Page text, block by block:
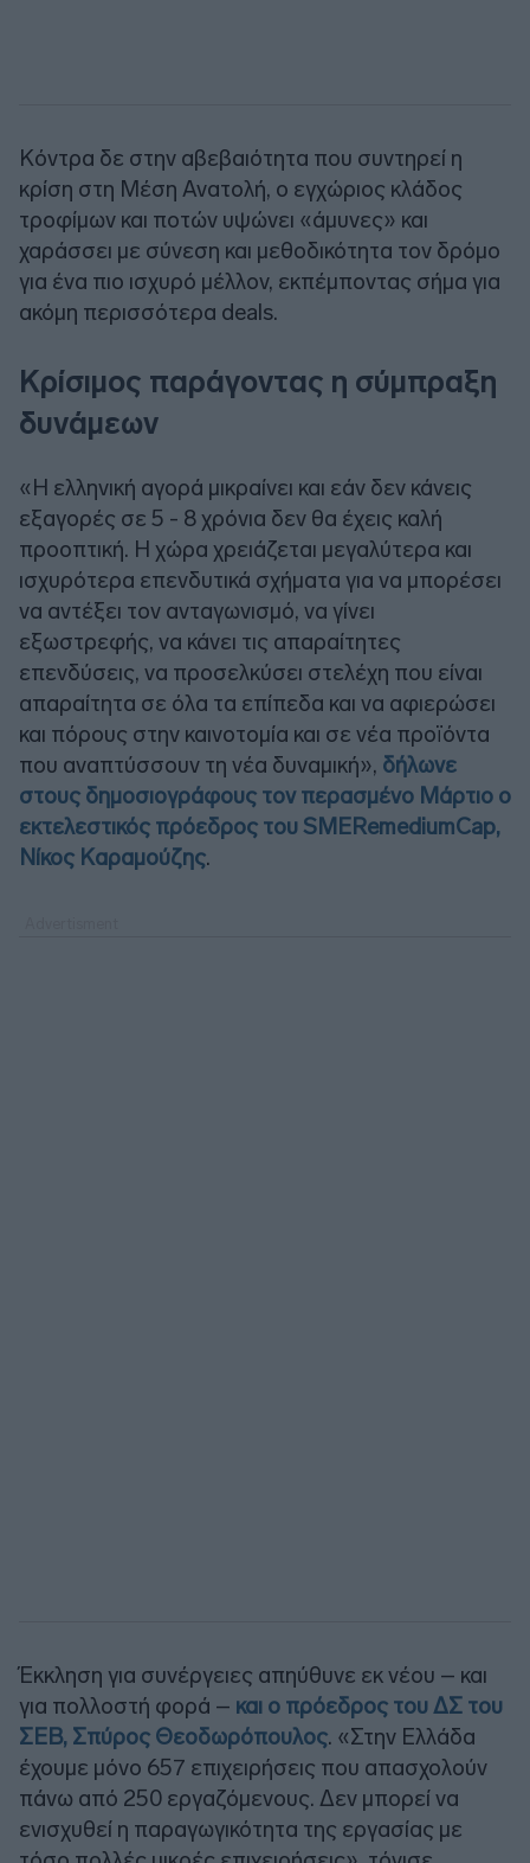
Κόντρα δε στην αβεβαιότητα που συντηρεί η
κρίση στη Μέση Ανατολή, ο εγχώριος κλάδος
τροφίμων και ποτών υψώνει «άμυνες» και
χαράσσει με σύνεση και μεθοδικότητα τον δρόμο
για ένα πιο ισχυρό μέλλον, εκπέμποντας σήμα για
ακόμη περισσότερα deals.
Κρίσιμος παράγοντας η σύμπραξη
δυνάμεων
«Η ελληνική αγορά μικραίνει και εάν δεν κάνεις
εξαγορές σε 5 - 8 χρόνια δεν θα έχεις καλή
προοπτική. Η χώρα χρειάζεται μεγαλύτερα και
ισχυρότερα επενδυτικά σχήματα για να μπορέσει
να αντέξει τον ανταγωνισμό, να γίνει
εξωστρεφής, να κάνει τις απαραίτητες
επενδύσεις, να προσελκύσει στελέχη που είναι
απαραίτητα σε όλα τα επίπεδα και να αφιερώσει
και πόρους στην καινοτομία και σε νέα προϊόντα
που αναπτύσσουν τη νέα δυναμική», δήλωνε
στους δημοσιογράφους τον περασμένο Μάρτιο ο
εκτελεστικός πρόεδρος του SMERemediumCap,
Νίκος Καραμούζης.
Έκκληση για συνέργειες απηύθυνε εκ νέου – και
για πολλοστή φορά – και ο πρόεδρος του ΔΣ του
ΣΕΒ, Σπύρος Θεοδωρόπουλος. «Στην Ελλάδα
έχουμε μόνο 657 επιχειρήσεις που απασχολούν
πάνω από 250 εργαζόμενους. Δεν μπορεί να
ενισχυθεί η παραγωγικότητα της εργασίας με